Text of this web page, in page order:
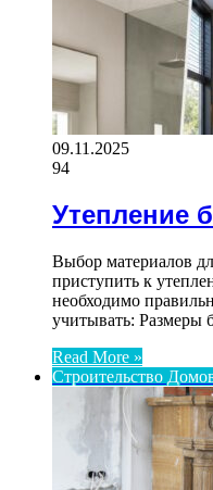
09.11.2025
94
Утепление
Выбор материалов
приступить к
необходимо
учитывать: Размеры
Read More »
Строительство